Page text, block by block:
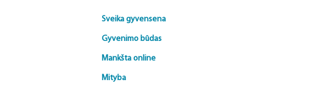
Sveika gyvensena
Gyvenimo būdas
Mankšta online
Mityba